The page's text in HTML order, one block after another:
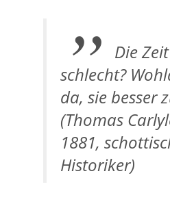
Die
schlecht?
da, sie besser
(Thomas
1881,
Historiker)